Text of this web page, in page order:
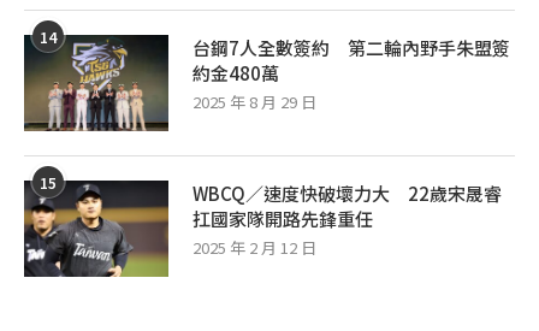
14
台鋼7人全數簽約 第二輪內野手朱盟簽
約金480萬
2025 年 8 月 29 日
15
WBCQ／速度快破壞力大 22歲宋晟睿
扛國家隊開路先鋒重任
2025 年 2 月 12 日